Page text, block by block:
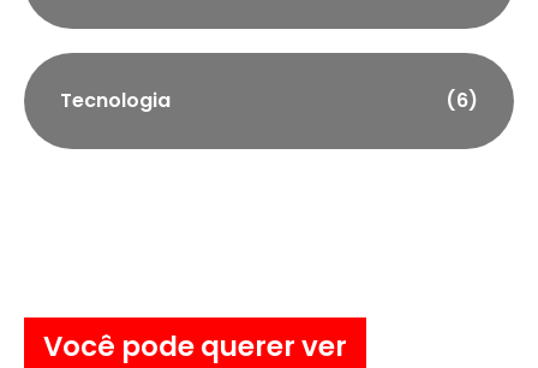
Tecnologia (6)
Você pode querer ver